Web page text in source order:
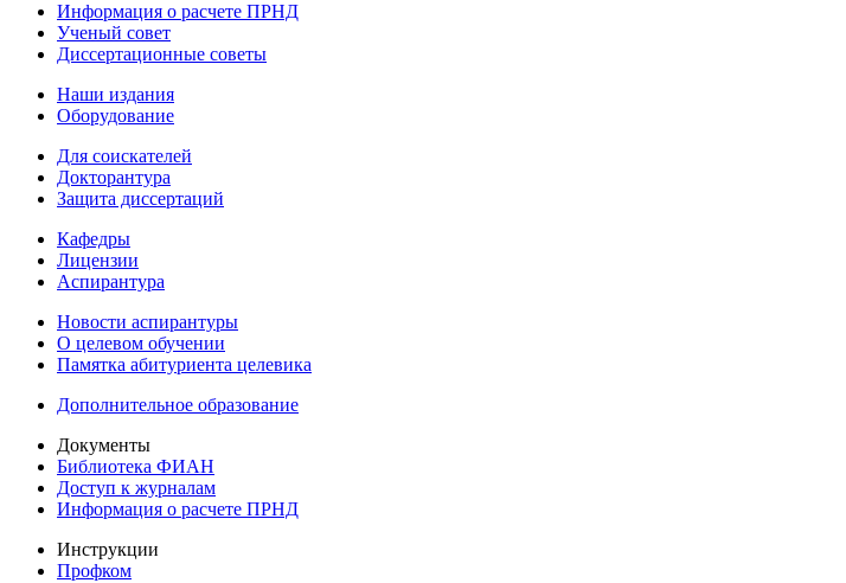
Информация о расчете ПРНД
Ученый совет
Диссертационные советы
Наши издания
Оборудование
Для соискателей
Докторантура
Защита диссертаций
Кафедры
Лицензии
Аспирантура
Новости аспирантуры
О целевом обучении
Памятка абитуриента целевика
Дополнительное образование
Документы
Библиотека ФИАН
Доступ к журналам
Информация о расчете ПРНД
Инструкции
Профком